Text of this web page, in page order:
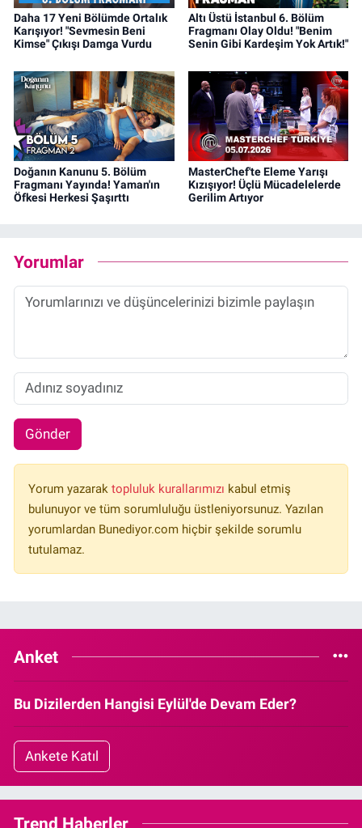
Daha 17 Yeni Bölümde Ortalık
Karışıyor! "Sevmesin Beni
Kimse" Çıkışı Damga Vurdu
Altı Üstü İstanbul 6. Bölüm
Fragmanı Olay Oldu! "Benim
Senin Gibi Kardeşim Yok Artık!"
Doğanın Kanunu 5. Bölüm
Fragmanı Yayında! Yaman'ın
Öfkesi Herkesi Şaşırttı
MasterChef'te Eleme Yarışı
Kızışıyor! Üçlü Mücadelelerde
Gerilim Artıyor
Yorumlar
Gönder
Yorum yazarak topluluk kurallarımızı kabul etmiş
bulunuyor ve tüm sorumluluğu üstleniyorsunuz. Yazılan
yorumlardan Bunediyor.com hiçbir şekilde sorumlu
tutulamaz.
Anket
Bu Dizilerden Hangisi Eylül'de Devam Eder?
Ankete Katıl
Trend Haberler